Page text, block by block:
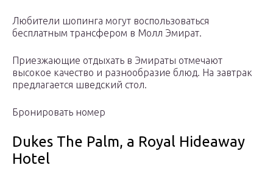
Любители шопинга могут воспользоваться
бесплатным трансфером в Молл Эмират.
Приезжающие отдыхать в Эмираты отмечают
высокое качество и разнообразие блюд. На завтрак
предлагается шведский стол.
Бронировать номер
Dukes The Palm, a Royal Hideaway
Hotel